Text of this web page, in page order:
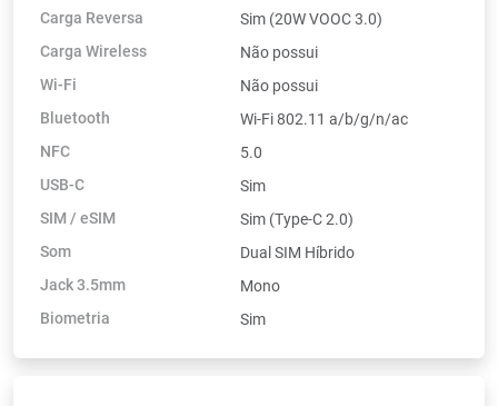
Carga Reversa
Sim (20W VOOC 3.0)
Carga Wireless
Não possui
Wi-Fi
Não possui
Bluetooth
Wi-Fi 802.11 a/b/g/n/ac
NFC
5.0
USB-C
Sim
SIM / eSIM
Sim (Type-C 2.0)
Som
Dual SIM Híbrido
Jack 3.5mm
Mono
Biometria
Sim